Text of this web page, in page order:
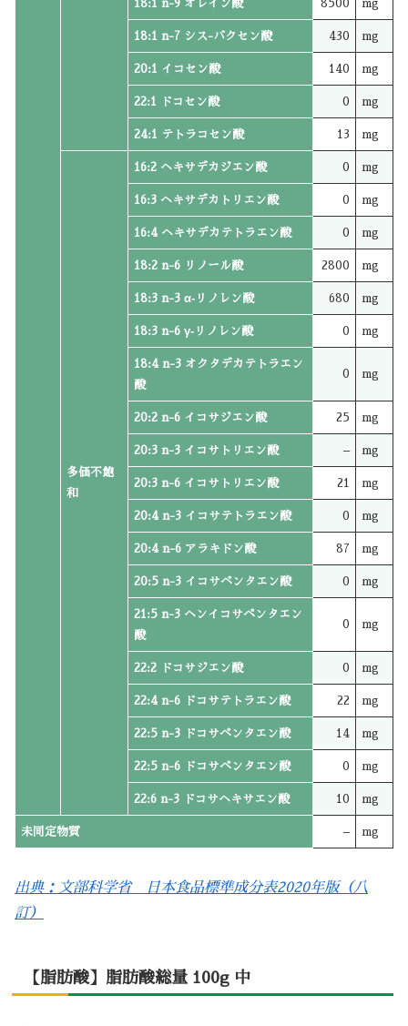
18:1 n-9 オレイン酸 8500 mg
18:1 n-7 シス-バクセン酸 430 mg
20:1 イコセン酸 140 mg
22:1 ドコセン酸 0 mg
24:1 テトラコセン酸 13 mg
多価不飽
和
16:2 ヘキサデカジエン酸 0 mg
16:3 ヘキサデカトリエン酸 0 mg
16:4 ヘキサデカテトラエン酸 0 mg
18:2 n-6 リノール酸 2800 mg
18:3 n-3 α‐リノレン酸 680 mg
18:3 n-6 γ‐リノレン酸 0 mg
18:4 n-3 オクタデカテトラエン
酸
0 mg
20:2 n-6 イコサジエン酸 25 mg
20:3 n-3 イコサトリエン酸 – mg
20:3 n-6 イコサトリエン酸 21 mg
20:4 n-3 イコサテトラエン酸 0 mg
20:4 n-6 アラキドン酸 87 mg
20:5 n-3 イコサペンタエン酸 0 mg
21:5 n-3 ヘンイコサペンタエン
酸
0 mg
22:2 ドコサジエン酸 0 mg
22:4 n-6 ドコサテトラエン酸 22 mg
22:5 n-3 ドコサペンタエン酸 14 mg
22:5 n-6 ドコサペンタエン酸 0 mg
22:6 n-3 ドコサヘキサエン酸 10 mg
未同定物質 – mg
出典：文部科学省 日本食品標準成分表2020年版（八
訂）
【脂肪酸】脂肪酸総量 100g 中